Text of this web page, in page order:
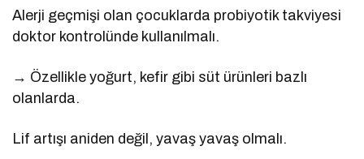
Alerji geçmişi olan çocuklarda probiyotik takviyesi
doktor kontrolünde kullanılmalı.
→ Özellikle yoğurt, kefir gibi süt ürünleri bazlı
olanlarda.
Lif artışı aniden değil, yavaş yavaş olmalı.